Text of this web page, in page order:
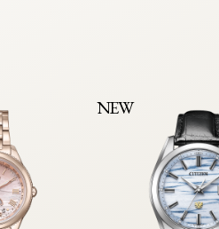
NEW